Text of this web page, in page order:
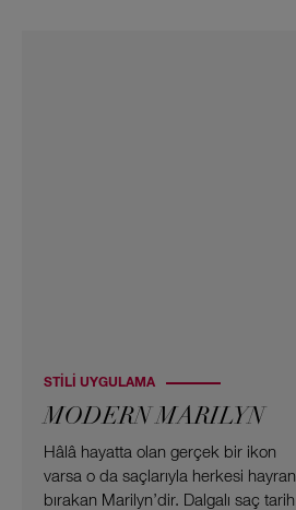
STILI UYGULAMA
MODERN MARILYN
Hâlâ hayatta olan gerçek bir ikon
varsa o da saçlarıyla herkesi hayran
bırakan Marilyn’dir. Dalgalı saç tarih